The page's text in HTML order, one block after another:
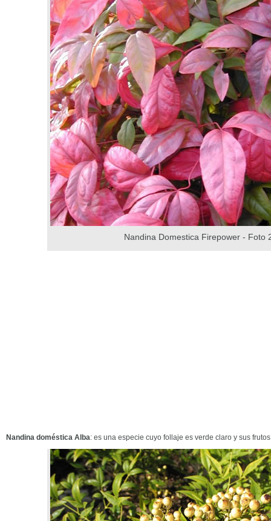
Nandina Domestica Firepower - Foto
Nandina doméstica Alba: es una especie cuyo follaje es verde claro y sus